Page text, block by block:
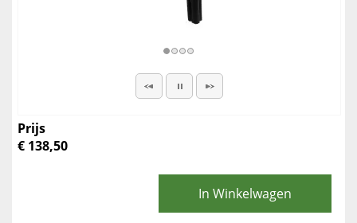
Prijs
€ 138,50
In Winkelwagen